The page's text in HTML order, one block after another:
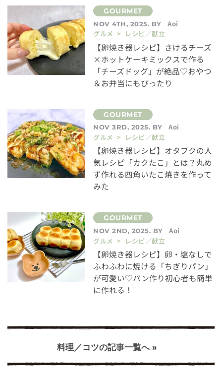
NOV 4TH, 2025. BY
Aoi
グルメ > レシピ／献立
【卵焼き器レシピ】さけるチーズ
×ホットケーキミックスで作る
「チーズドッグ」が絶品♡おやつ
＆お弁当にもぴったり
NOV 3RD, 2025. BY
Aoi
グルメ > レシピ／献立
【卵焼き器レシピ】オタフクの人
気レシピ「カクたこ」とは？丸め
ず作れる四角いたこ焼きを作って
みた
NOV 2ND, 2025. BY
Aoi
グルメ > レシピ／献立
【卵焼き器レシピ】卵・塩なしで
ふわふわに焼ける「ちぎりパン」
が可愛い♡パン作り初心者も簡単
に作れる！
料理／コツの記事一覧へ »